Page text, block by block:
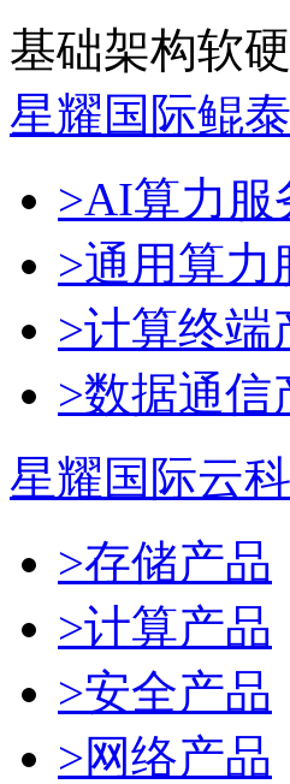
基础架构软
星耀国际鲲泰
>AI算力服
>通用算力
>计算终端
>数据通信
星耀国际云科
>存储产品
>计算产品
>安全产品
>网络产品